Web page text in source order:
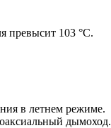
превысит 103 °C.
в летнем режиме.
дымоход.